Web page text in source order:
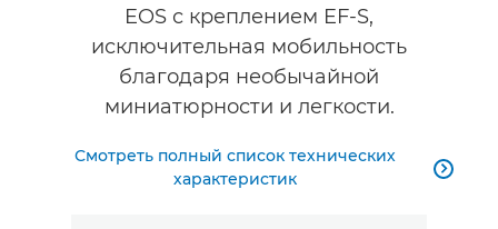
EOS с креплением EF-S,
исключительная мобильность
благодаря необычайной
миниатюрности и легкости.
Смотреть полный список технических
характеристик
